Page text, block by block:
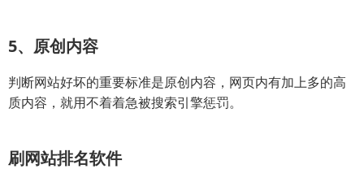
5、原创内容
判断网站好坏的重要标准是原创内容，网页内有加上多的高
质内容，就用不着着急被搜索引擎惩罚。
刷网站排名软件